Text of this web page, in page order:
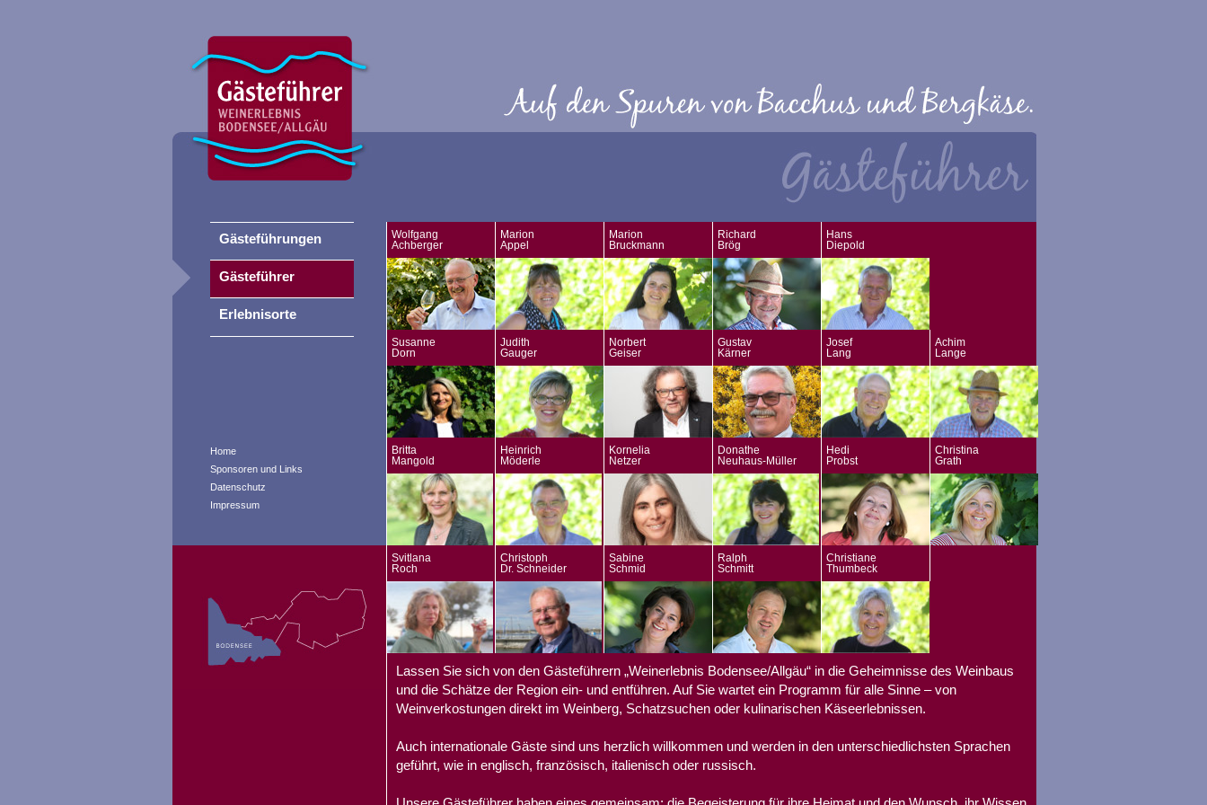
Home
Sponsoren und Links
Datenschutz
Impressum
Wolfgang
Achberger
Marion
Appel
Marion
Bruckmann
Richard
Brög
Hans
Diepold
Susanne
Dorn
Judith
Gauger
Norbert
Geiser
Gustav
Kärner
Josef
Lang
Achim
Lange
Britta
Mangold
Heinrich
Möderle
Kornelia
Netzer
Donathe
Neuhaus-Müller
Hedi
Probst
Christina
Grath
Svitlana
Roch
Christoph
Dr. Schneider
Sabine
Schmid
Ralph
Schmitt
Christiane
Thumbeck
Lassen Sie sich von den Gästeführern „Weinerlebnis Bodensee/Allgäu“ in die Geheimnisse des Weinbaus
und die Schätze der Region ein- und entführen. Auf Sie wartet ein Programm für alle Sinne – von
Weinverkostungen direkt im Weinberg, Schatzsuchen oder kulinarischen Käseerlebnissen.
Auch internationale Gäste sind uns herzlich willkommen und werden in den unterschiedlichsten Sprachen
geführt, wie in englisch, französisch, italienisch oder russisch.
Gästeführungen
Gästeführer
Erlebnisorte